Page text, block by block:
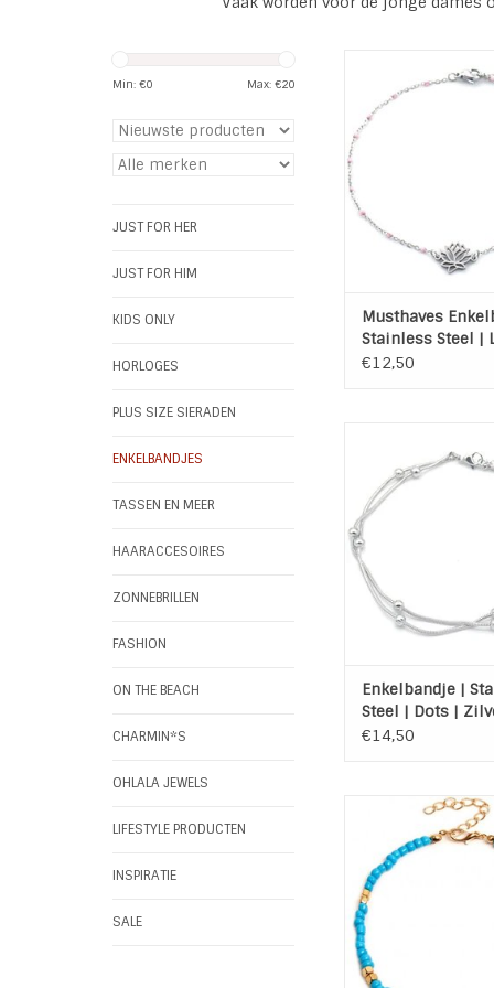
Min: €0 Max: €20
JUST FOR HER
JUST FOR HIM
KIDS ONLY
HORLOGES
PLUS SIZE SIERADEN
ENKELBANDJES
TASSEN EN MEER
HAARACCESOIRES
ZONNEBRILLEN
FASHION
ON THE BEACH
CHARMIN*S
OHLALA JEWELS
LIFESTYLE PRODUCTEN
INSPIRATIE
SALE
bedel vervaardigd
stainless steel,
Musthaves
Stainless Steel |
Zilver | Roze
€12,50
stainless steel zilver
dots, een
verlengkettinkje.
enkelbandje wat
TOEVOEGEN AAN
Enkelbandje |
Steel | Dots |
€14,50
Enkelbandje van
de kleur Turquoise
gouden
Met een
TOEVOEGEN AAN